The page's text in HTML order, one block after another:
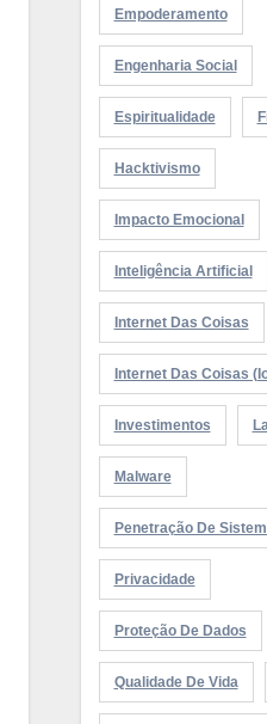
Empoderamento
Engenharia Social
Espiritualidade
Hacktivismo
Impacto Emocional
Inteligência Artificial
Internet Das Coisas
Internet Das Coisas
Investimentos
Malware
Penetração De
Privacidade
Proteção De Dados
Qualidade De Vida